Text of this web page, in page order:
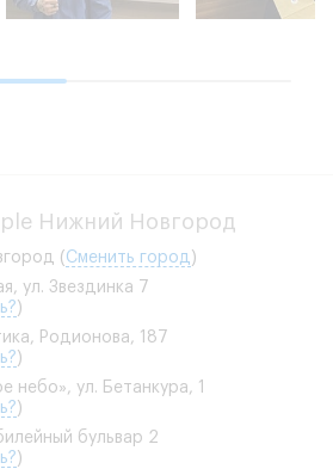
Нижний Новгород
( Сменить город )
ул. Звездинка 7
)
Родионова, 187
)
небо», ул. Бетанкура, 1
)
бульвар 2
)